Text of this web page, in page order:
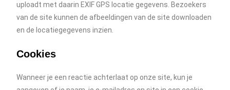
uploadt met daarin EXIF GPS locatie gegevens. Bezoekers
van de site kunnen de afbeeldingen van de site downloaden
en de locatiegegevens inzien.
Cookies
Wanneer je een reactie achterlaat op onze site, kun je